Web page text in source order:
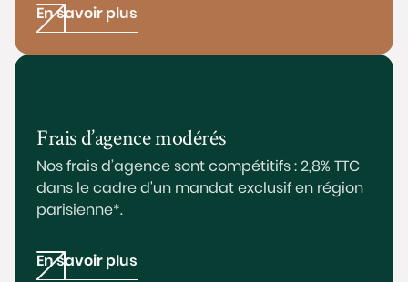
En savoir plus
Frais d’agence modérés
Nos frais d’agence sont compétitifs : 2,8% TTC
dans le cadre d'un mandat exclusif en région
parisienne*.
En savoir plus